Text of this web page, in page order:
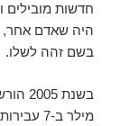
חדשות מובילים
היה שאדם אחר,
בשם זהה לשלו.
מילר ב-